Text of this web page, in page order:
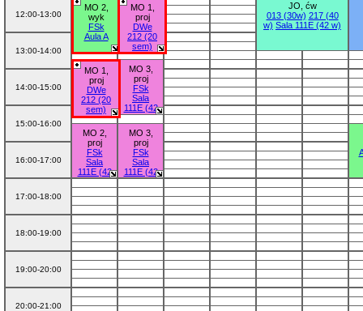
12:00-13:00
13:00-14:00
14:00-15:00
15:00-16:00
16:00-17:00
17:00-18:00
18:00-19:00
19:00-20:00
20:00-21:00
MO 1,
wyk
DWe
212 (20
JO, ćw
013 (30w) 217 (40
w) Sala 111E (42 w)
MO 2,
wyk
FSk
Aula A
MO 3,
wyk
FSk
Aula A
MO 1,
proj
DWe
212 (20
sem)
MO 2,
proj
FSk
Sala
111E (42
w)
MO 3,
proj
FSk
Sala
111E (42
w)
MO 1,
proj
DWe
212 (20
sem)
MO 2,
proj
FSk
Sala
111E (42
w)
MO 3,
proj
FSk
Sala
111E (42
w)